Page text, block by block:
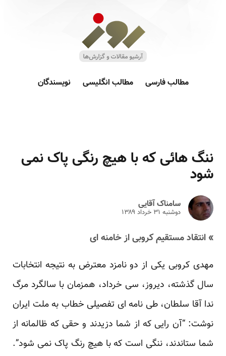
مطالب فارسی مطالب انگلیسی نویسندگان
ننگ هائی که با هیچ رنگی پاک نمی
شود
سامناک آقایی
دوشنبه ۳۱ خرداد ۱۳۸۹
» انتقاد مستقیم کروبی از خامنه ای
مهدی کروبی یکی از دو نامزد معترض به نتیجه انتخابات
سال گذشته، دیروز، سی خرداد، همزمان با سالگرد مرگ
ندا آقا سلطان، طی نامه ای تفصیلی خطاب به ملت ایران
نوشت: “آن رایی که از شما دزیدند و حقی که ظالمانه از
شما ستاندند، ننگی است که با هیچ رنگ پاک نمی شود”.